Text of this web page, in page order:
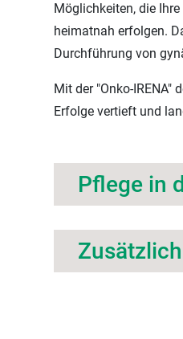
Möglichkeiten, die
heimatnah erfolgen.
Durchführung von
Mit der "Onko-
Erfolge vertieft und
Pflege in